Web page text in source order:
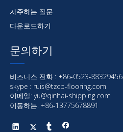
자주하는 질문
다운로드하기
문의하기
비즈니스 전화 : +86-0523-88329456
skype : ruis@tzcp-flooring.com
이메일: yu@qinhai-shipping.com
이동하는. +86-13775678891